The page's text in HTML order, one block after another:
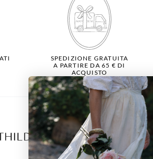
SPEDIZIONE GRATUITA
A PARTIRE DA 65 € DI
ACQUISTO